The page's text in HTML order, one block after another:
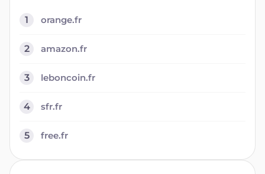
1 orange.fr
2 amazon.fr
3 leboncoin.fr
4 sfr.fr
5 free.fr